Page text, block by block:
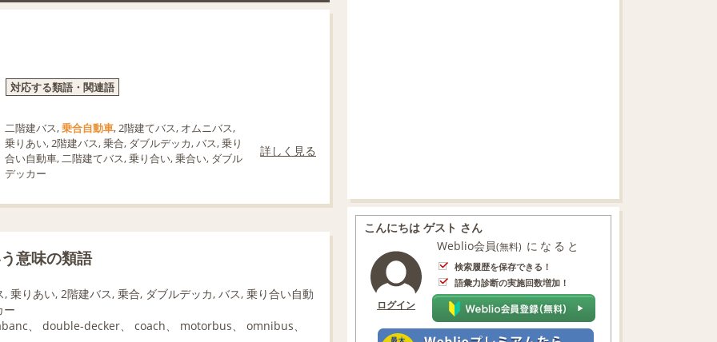
対応する類語・関連語
二階建バス,乗合自動車, 2階建てバス, オムニバス,
乗りあい, 2階建バス, 乗合, ダブルデッカ, バス, 乗り
合い自動車, 二階建てバス, 乗り合い, 乗合い, ダブル
デッカー
詳しく見る
意味の類語
乗りあい, 2階建バス, 乗合, ダブルデッカ, バス, 乗り合い自動
ー
、 double-decker、 coach、 motorbus、 omnibus、
こんにちは ゲスト さん
ログイン
Weblio会員(無料) になると
検索履歴を保存できる！
語彙力診断の実施回数増加！